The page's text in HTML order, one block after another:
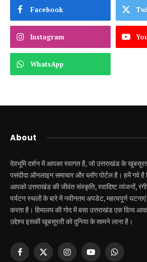
Facebook
Instagram
WhatsApp
About
देवभूमि दर्शन में आपका स्वागत है, जो उत्तराखंड के
पसंदीदा ऑनलाइन समाचार और ब्लॉग पोर्टल है। हमें गर्व
आपको उत्तराखंड की जीवंत संस्कृति, स्वादिष्ट व्यंजनों,
पर्यटन स्थलों के बारे में नवीनतम अपडेट, महत्वपूर्ण
करता है। हिमालय की गोद में बसा उत्तराखंड एक दिव्य
उद्देश्य इसकी खूबसूरती को दुनिया के सामने लाना है।
Facebook
X
InstagramYouTubeWhatsApp